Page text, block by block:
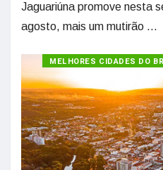
Jaguariúna promove nesta
agosto, mais um mutirão ...
MELHORES CIDADES DO